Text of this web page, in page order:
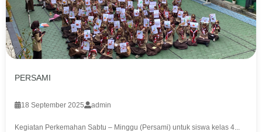
PERSAMI
18 September 2025 admin
Kegiatan Perkemahan Sabtu – Minggu (Persami) untuk siswa kelas 4...